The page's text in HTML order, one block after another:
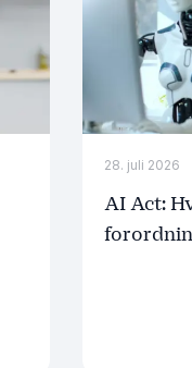
28. juli 2026
AI Act: